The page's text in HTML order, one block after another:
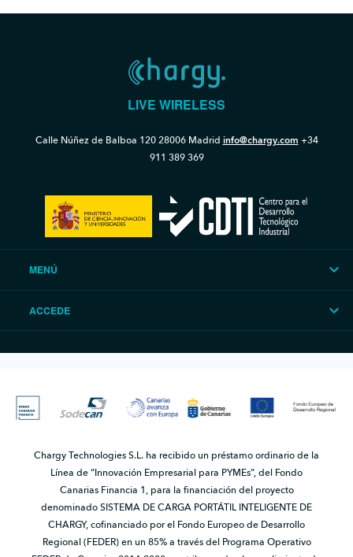
LIVE WIRELESS
Calle Núñez de Balboa 12028006 Madrid info@chargy.com +34
911 389 369
MENÚ
ACCEDE
Chargy Technologies S.L. ha recibido un préstamo ordinario de la
Línea de “Innovación Empresarial para PYMEs”, del Fondo
Canarias Financia 1, para la financiación del proyecto
denominado SISTEMA DE CARGA PORTÁTIL INTELIGENTE DE
CHARGY, cofinanciado por el Fondo Europeo de Desarrollo
Regional (FEDER) en un 85% a través del Programa Operativo